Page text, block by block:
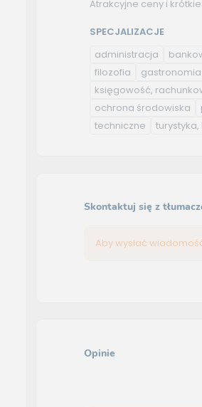
Atrakcyjne ceny i
SPECJALIZACJE
administracja
filozofia
gastronomia
księgowość,
ochrona środowiska
techniczne
Skontaktuj się z
Aby wysłać
Opinie